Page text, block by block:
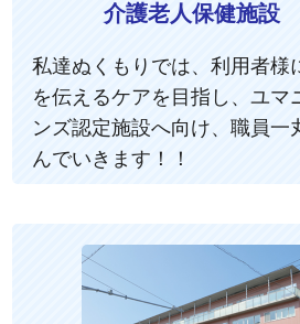
介護老人保健施設
私達ぬくもりでは、利用者様
を伝えるケアを目指し、ユマ
ンズ認定施設へ向け、職員一
んでいきます！！